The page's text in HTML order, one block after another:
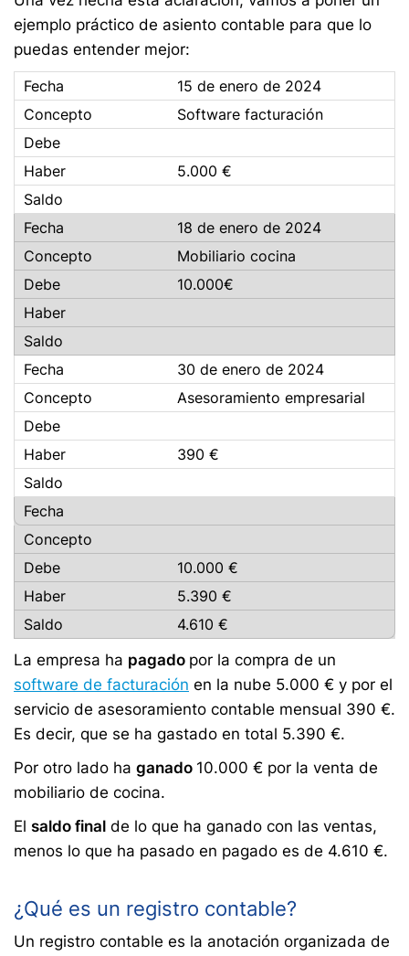
ejemplo práctico de asiento contable para que lo
puedas entender mejor:
15 de enero de 2024
Software facturación
5.000 €
18 de enero de 2024
Mobiliario cocina
10.000€
30 de enero de 2024
Asesoramiento empresarial
390 €
10.000 €
5.390 €
4.610 €
La empresa ha pagado por la compra de un
software de facturación en la nube 5.000 € y por el
servicio de asesoramiento contable mensual 390 €.
Es decir, que se ha gastado en total 5.390 €.
Por otro lado ha ganado 10.000 € por la venta de
mobiliario de cocina.
El saldo final de lo que ha ganado con las ventas,
menos lo que ha pasado en pagado es de 4.610 €.
¿Qué es un registro contable?
Un registro contable es la anotación organizada de